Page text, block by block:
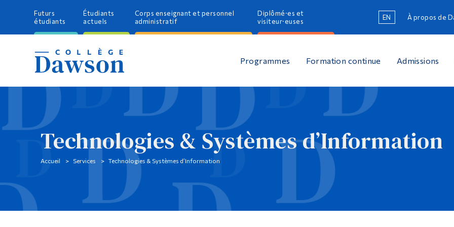
Futurs
étudiants
Étudiants
actuels
Corps enseignant et personnel
administratif
Diplômé·es et
visiteur·euses
EN À propos de
Programmes Formation continue Admissions
Technologies & Systèmes d’Information
Accueil Services Technologies & Systèmes d’Information